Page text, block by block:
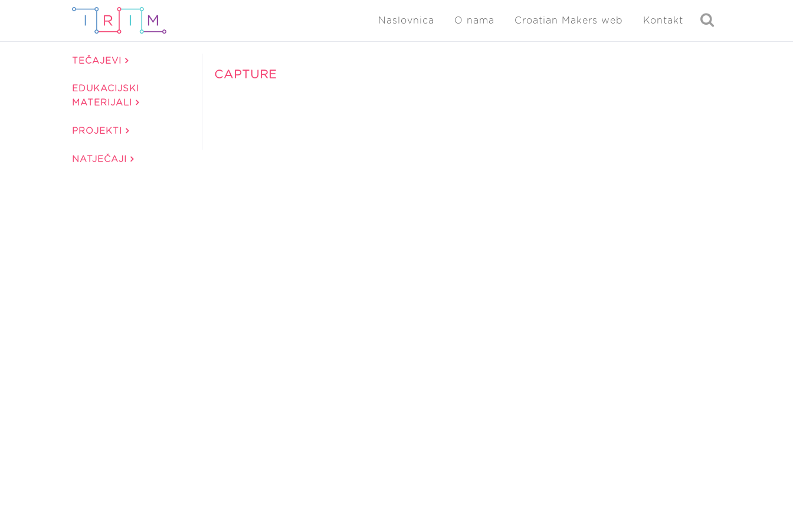
Naslovnica O nama Croatian Makers web Kontakt
TEČAJEVI
EDUKACIJSKI
MATERIJALI
PROJEKTI
NATJEČAJI
CAPTURE